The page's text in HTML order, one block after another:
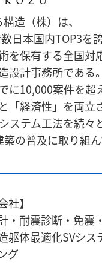
造（株）は、
日本国内TOP3を
を保有する全国対
設計事務所である
に10,000案件を超
「経済性」を両立
ステム工法を続々
の普及に取り組
社】
・耐震診断・免震
躯体最適化SVシス
グ